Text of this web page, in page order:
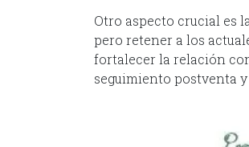
Otro aspecto crucial es
pero retener a los
fortalecer la relación
seguimiento postventa